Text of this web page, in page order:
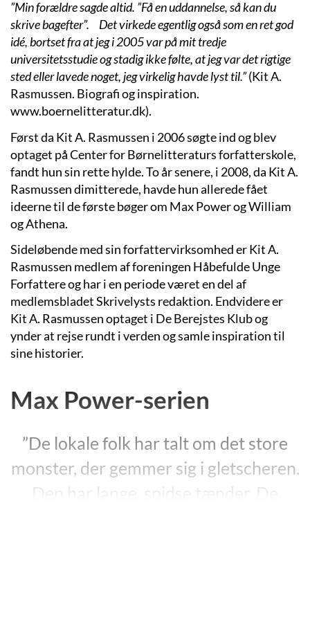
”Min forældre sagde altid. ”Få en uddannelse, så kan du
skrive bagefter”. Det virkede egentlig også som en ret god
idé, bortset fra at jeg i 2005 var på mit tredje
universitetsstudie og stadig ikke følte, at jeg var det rigtige
sted eller lavede noget, jeg virkelig havde lyst til.”(Kit A.
Rasmussen. Biografi og inspiration.
www.boernelitteratur.dk).
Først da Kit A. Rasmussen i 2006 søgte ind og blev
optaget på Center for Børnelitteraturs forfatterskole,
fandt hun sin rette hylde. To år senere, i 2008, da Kit A.
Rasmussen dimitterede, havde hun allerede fået
ideerne til de første bøger om Max Power og William
og Athena.
Sideløbende med sin forfattervirksomhed er Kit A.
Rasmussen medlem af foreningen Håbefulde Unge
Forfattere og har i en periode været en del af
medlemsbladet Skrivelysts redaktion. Endvidere er
Kit A. Rasmussen optaget i De Berejstes Klub og
ynder at rejse rundt i verden og samle inspiration til
sine historier.
Max Power-serien
”De lokale folk har talt om det store
monster, der gemmer sig i gletscheren.
Den har lange, spidse tænder. De